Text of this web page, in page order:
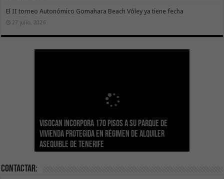
El II torneo Autonómico Gomahara Beach Vóley ya tiene fecha
27 julio, 2026
Visocan incorpora 170 pisos a su parque de
vivienda protegida en régimen de alquiler
asequible de Tenerife
Sanidad refuerza la capacidad diagnóstica de
los centros de salud con el impulso de la
ecografía clínica
El Gobierno de Canarias convoca el Concurso de
Sal Marina Agrocanarias 2026
Transición despliega un sistema fotovoltaico
autónomo en los edificios del Parque Nacional
del Teide
La ESSSCAN inicia la formación en primeros
auxilios para árbitros deportivos dentro del
Proyecto Ganar
El Gobierno de Canarias concede ayudas por
valor de 1,19M€ a las Cofradías de Pescadores
para sufragar sus gastos corrientes
Contactar: